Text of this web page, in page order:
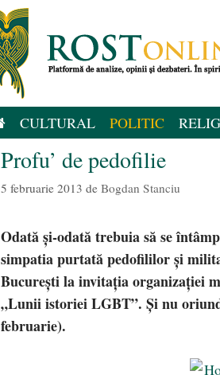
CULTURAL POLITIC
Profu’ de pedofilie
5 februarie 2013 de Bogdan Stanciu
Odată şi-odată trebuia să se
simpatia purtată pedofililor şi
Bucureşti la invitaţia organizaţiei
„Lunii istoriei LGBT”. Şi nu
februarie).